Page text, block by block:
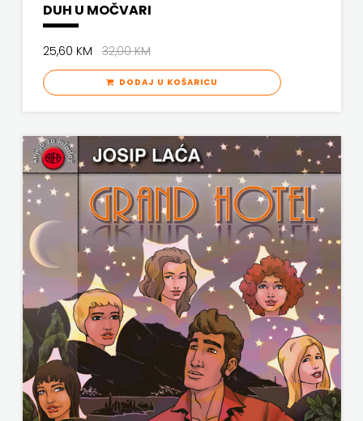
DUĆAN
KNJIGA
Telegram
media
grupa
d.o.o.
TERAPIJA,
ZAGREB
Twins
Company
DUH U MOČVARI
25,60 KM32,00 KM
DODAJ U KOŠARICU